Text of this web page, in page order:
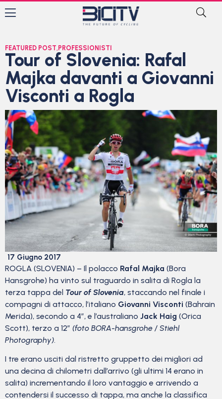
FEATURED POST, PROFESSIONISTI
Tour of Slovenia: Rafal
Majka davanti a Giovanni
Visconti a Rogla
17 Giugno 2017
ROGLA (SLOVENIA) – Il polacco Rafal Majka (Bora
Hansgrohe) ha vinto sul traguardo in salita di Rogla la
terza tappa del Tour of Slovenia, staccando nel finale i
compagni di attacco, l’italiano Giovanni Visconti (Bahrain
Merida), secondo a 4″, e l’australiano Jack Haig (Orica
Scott), terzo a 12″ (foto BORA-hansgrohe / Stiehl
Photography).
I tre erano usciti dal ristretto gruppetto dei migliori ad
una decina di chilometri dall’arrivo (gli ultimi 14 erano in
salita) incrementando il loro vantaggio e arrivendo a
contendersi il successo di tappa, ma anche la classifica